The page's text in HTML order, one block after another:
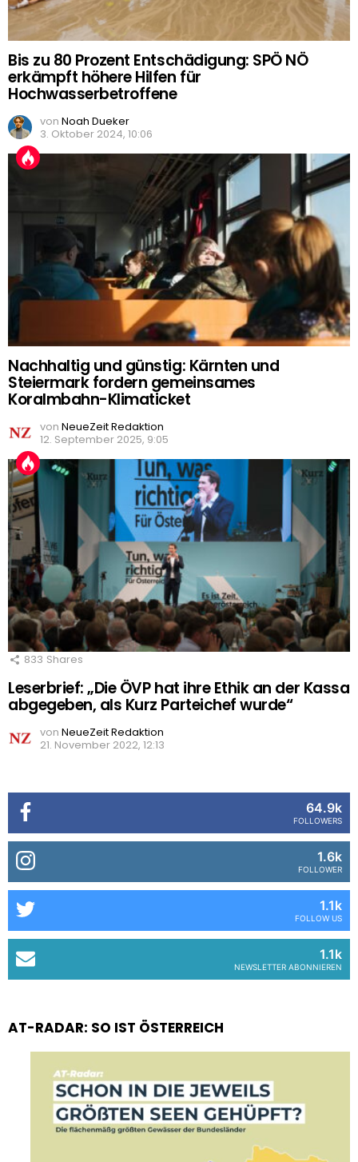
Bis zu 80 Prozent Entschädigung: SPÖ NÖ
erkämpft höhere Hilfen für
Hochwasserbetroffene
von Noah Dueker
3. Oktober 2024, 10:06
Nachhaltig und günstig: Kärnten und
Steiermark fordern gemeinsames
Koralmbahn-Klimaticket
von NeueZeit Redaktion
12. September 2025, 9:05
833 Shares
Leserbrief: „Die ÖVP hat ihre Ethik an der Kassa
abgegeben, als Kurz Parteichef wurde“
von NeueZeit Redaktion
21. November 2022, 12:13
64.9k
FOLLOWERS
1.6k
FOLLOWER
1.1k
FOLLOW US
1.1k
NEWSLETTER ABONNIEREN
AT-RADAR: SO IST ÖSTERREICH